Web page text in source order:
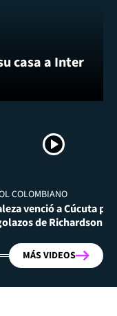
casa a Inter
COLOMBIANO
venció a Cúcuta por
de Richardson
MÁS VIDEOS